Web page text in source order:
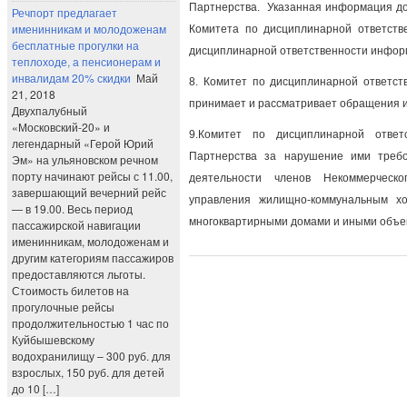
Речпорт предлагает
именинникам и молодоженам
бесплатные прогулки на
теплоходе, а пенсионерам и
инвалидам 20% скидки Май
21, 2018
Двухпалубный
«Московский-20» и
легендарный «Герой Юрий
Эм» на ульяновском речном
порту начинают рейсы с 11.00,
завершающий вечерний рейс
— в 19.00. Весь период
пассажирской навигации
именинникам, молодоженам и
другим категориям пассажиров
предоставляются льготы.
Стоимость билетов на
прогулочные рейсы
продолжительностью 1 час по
Куйбышевскому
водохранилищу – 300 руб. для
взрослых, 150 руб. для детей
до 10 […]
Партнерства. Указанная информация
Комитета по дисциплинарной
дисциплинарной ответственности
8. Комитет по дисциплинарной
принимает и рассматривает обращения
9.Комитет по дисциплинарной
Партнерства за нарушение ими
деятельности членов
управления жилищно-коммунальным
многоквартирными домами и иными